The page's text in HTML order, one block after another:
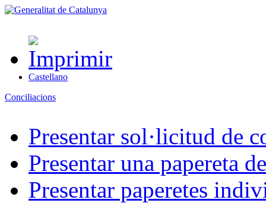
Castellano
Conciliacions
Presentar sol·licitud de
Presentar una papereta
Presentar paperetes